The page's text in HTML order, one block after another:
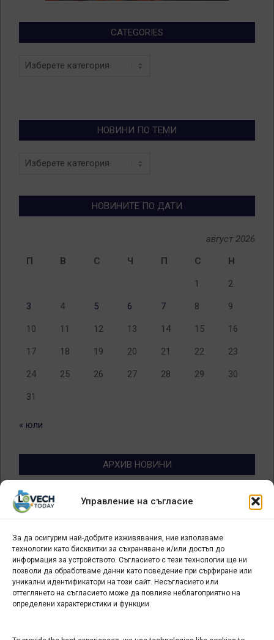
Управление на съгласие
За да осигурим най-добрите изживявания, ние използваме
технологии като бисквитки за съхраняване и/или достъп до
информация за устройството. Съгласието с тези технологии ще ни
позволи да обработваме данни като поведение при сърфиране или
уникални идентификатори на този сайт. Несъгласието или
оттеглянето на съгласието може да повлияе неблагоприятно на
определени характеристики и функции.
CATEGORIES
Categories
НОВИНИ ПО ТЕМИ
Новини
НОВИНИТЕ ПО ДАТИ
август 2026
П
В С Ч П С Н
1 2
3 4 5 6 7 8 9
10 11 12 13 14 15 16
17 18 19 20 21 22 23
24 25 26 27 28 29 30
31
« юли
АРХИВ НОВИНИ
Архив
новини
БИЗНЕС
Арт галерия "Мостове" – магазин за изкуство
СЕВЕРОЗАПАДА ИНФОРМАЦИОНЕН БИЗНЕС
ТУРИСТИЧЕСКИ КЛЪСТЕР